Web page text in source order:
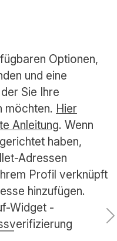
Optionen,
und eine
Sie Ihre
möchten. Hier
Anleitung. Wenn
haben,
Adressen
Profil verknüpft
hinzufügen.